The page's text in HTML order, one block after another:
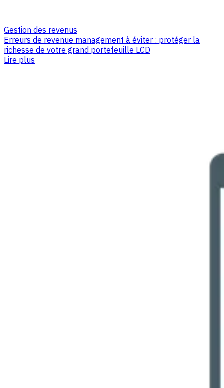
Gestion des revenus
Erreurs de revenue management à éviter : protéger la
richesse de votre grand portefeuille LCD
Lire plus